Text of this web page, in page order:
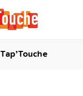
Tap’Touche